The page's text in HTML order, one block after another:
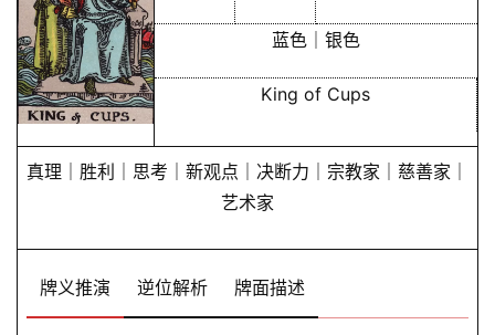
蓝色｜银色
King of Cups
真理｜胜利｜思考｜新观点｜决断力｜宗教家｜慈善家｜
艺术家
牌义推演 逆位解析 牌面描述